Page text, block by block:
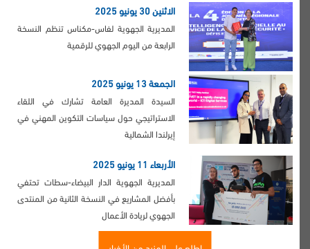
الاثنين 30 يونيو 2025
المديرية الجهوية لفاس-مكناس تنظم النسخة
الرابعة من اليوم الجهوي للرقمية
الجمعة 13 يونيو 2025
السيدة المديرة العامة تشارك في اللقاء
الاستراتيجي حول سياسات التكوين المهني في
إيرلندا الشمالية
الأربعاء 11 يونيو 2025
المديرية الجهوية الدار البيضاء-سطات تحتفي
بأفضل المشاريع في النسخة الثانية من المنتدى
الجهوي لريادة الأعمال